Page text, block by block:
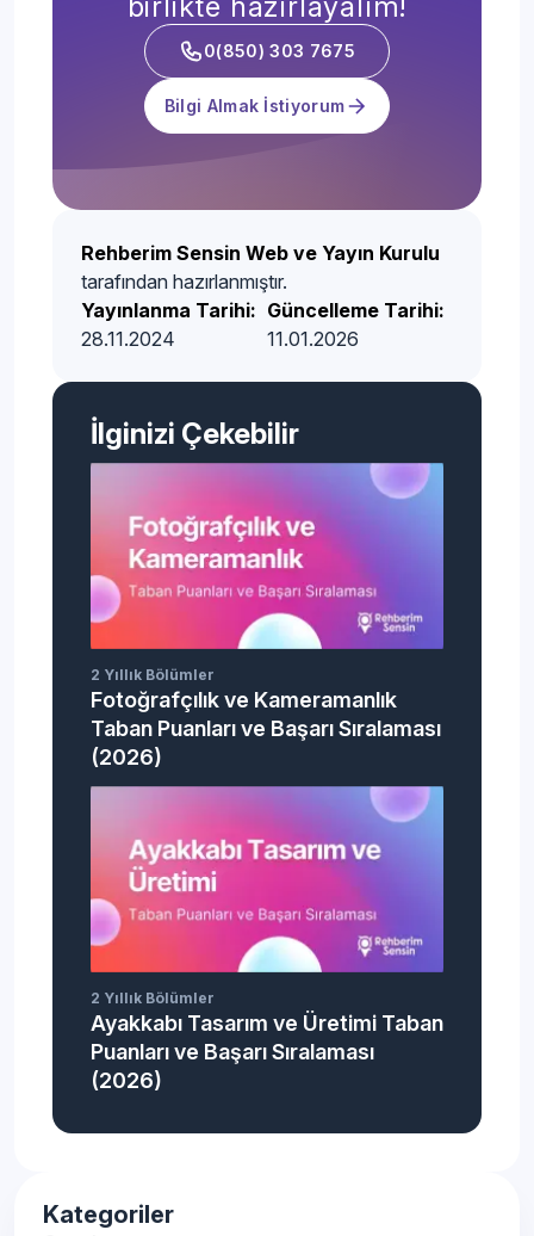
Bilgisayar Programcılığı (2
Detaya Git
Bilişim Güvenliği Teknolojisi (2
Yıllık)
Bitki Koruma (2 Yıllık) Detaya Git
Biyokimya (2 Yıllık) Detaya Git
Biyomedikal Cihaz Teknolojisi
Bölümü (2 Yıllık)
Detaya Git
Boya Teknolojisi (2 Yıllık)
Büro Yönetimi ve Yönetici
Detaya Git
Ceza İnfaz ve Güvenlik
Hizmetleri (2 Yıllık)
Detaya Git
CNC Programlama ve
Detaya Git
Coğrafi Bilgi Sistemleri (2 Yıllık)
Çay Tarımı ve İşleme
Teknolojisi (2 Yıllık)
Çağrı Merkezi Hizmetleri (2
Yıllık)
Çevre Koruma ve Kontrol (2
Çevre Sağlığı (2 Yıllık)
0(850) 303 7675
Bilgi Almak İstiyorum
Rehberim Sensin Web ve Yayın Kurulu
tarafından hazırlanmıştır.
Yayınlanma Tarihi:
28.11.2024
Güncelleme Tarihi:
11.01.2026
İlginizi Çekebilir
2 Yıllık Bölümler
Fotoğrafçılık ve Kameramanlık
Taban Puanları ve Başarı Sıralaması
(2026)
2 Yıllık Bölümler
Ayakkabı Tasarım ve Üretimi Taban
Puanları ve Başarı Sıralaması
(2026)
Kategoriler